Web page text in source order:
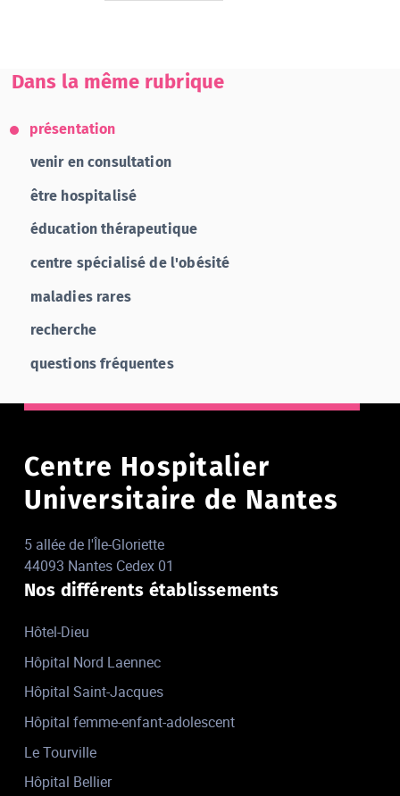
Dans la même rubrique
présentation
venir en consultation
être hospitalisé
éducation thérapeutique
centre spécialisé de l'obésité
maladies rares
recherche
questions fréquentes
Centre Hospitalier
Universitaire de Nantes
5 allée de l'Île-Gloriette
44093 Nantes Cedex 01
Nos différents établissements
Hôtel-Dieu
Hôpital Nord Laennec
Hôpital Saint-Jacques
Hôpital femme-enfant-adolescent
Le Tourville
Hôpital Bellier